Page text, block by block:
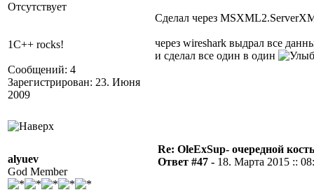
Отсутствует
1C++ rocks!
Сообщений: 4
Зарегистрирован: 23. Июня
2009
Сделал через
через wireshark выдрал все
и сделал все один в один
alyuev
God Member
Re: OleExSup- очередной
Ответ #47 - 18. Марта 2015 ::